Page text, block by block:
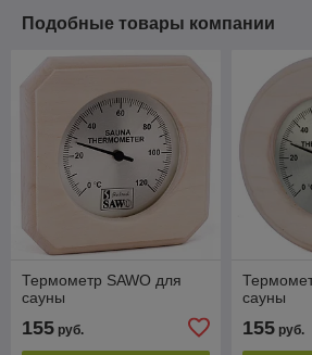
Подобные товары компании
Термометр SAWO для
сауны
155 руб.
сауны
155руб.